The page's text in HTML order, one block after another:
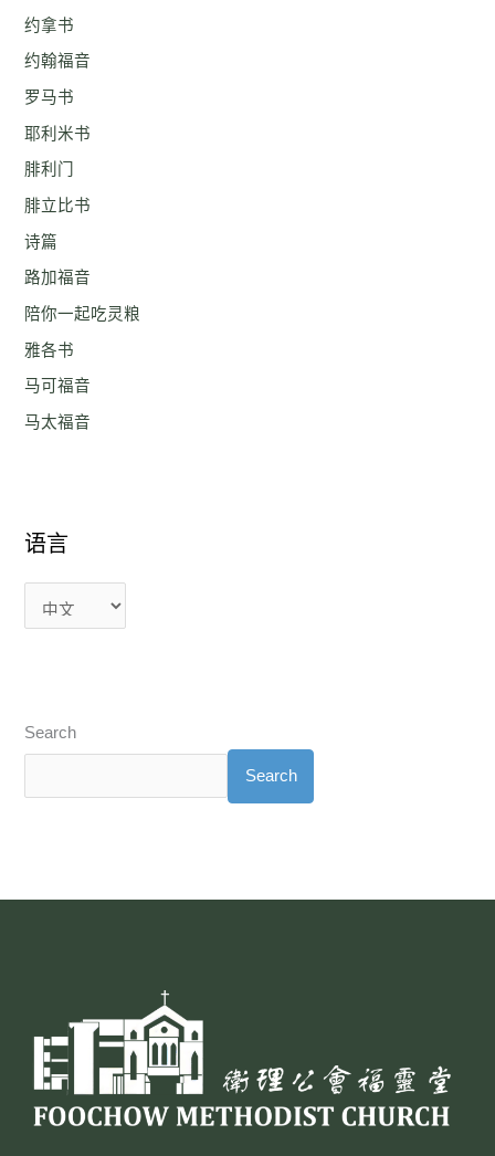
约拿书
约翰福音
罗马书
耶利米书
腓利门
腓立比书
诗篇
路加福音
陪你一起吃灵粮
雅各书
马可福音
马太福音
语言
Search
Search